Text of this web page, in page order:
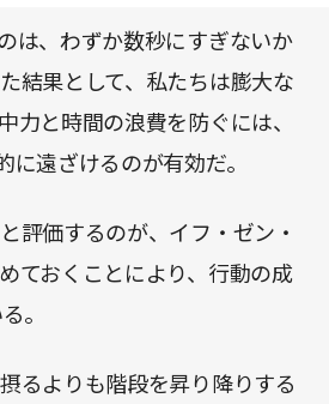
は、わずか数秒にすぎないか
結果として、私たちは膨大な
力と時間の浪費を防ぐには、
に遠ざけるのが有効だ。
評価するのが、イフ・ゼン・
ておくことにより、行動の成
。
るよりも階段を昇り降りする